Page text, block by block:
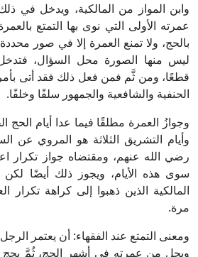
وابن المواز من المالكية، ويدخل في
عمرته الأولى التي نوى بها التمتع
بالحج، ولا تمنع العمرة إلا في صور محددة
ليس منها الصورة محل السؤال،
قطعًا، ومن ثَّم فمن فعل ذلك فقد أتى
الحنفية والشافعية والجمهور سلفًا وخلفًا.
وجوازُ العمرة مطلقًا فيما عدا أيام الحج
وأيام التشريق الثلاثة هو المروي عن
رضي الله عنهم، ومقتضاه جواز تكرار
سوى هذه الأيام، ويجوز ذلك أيضًا لكن
المالكية الذين ذهبوا إلى كراهة تكرار
مرة.
ومعنى التمتع عند الفقهاء: أن يعتمر
ويحل من عمرته في أشهر الحج، ثُمَّ